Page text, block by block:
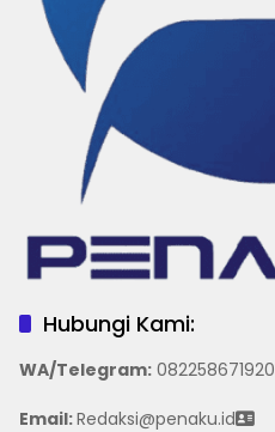
Hubungi Kami:
WA/Telegram: 082258671920
Email:Redaksi@penaku.id